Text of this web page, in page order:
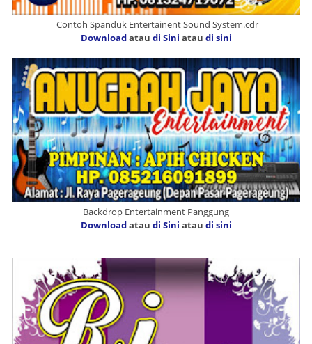
Contoh Spanduk Entertainent Sound System.cdr
Downloadatau di Sini atau di sini
Backdrop Entertainment Panggung
Downloadatau di Sini atau di sini